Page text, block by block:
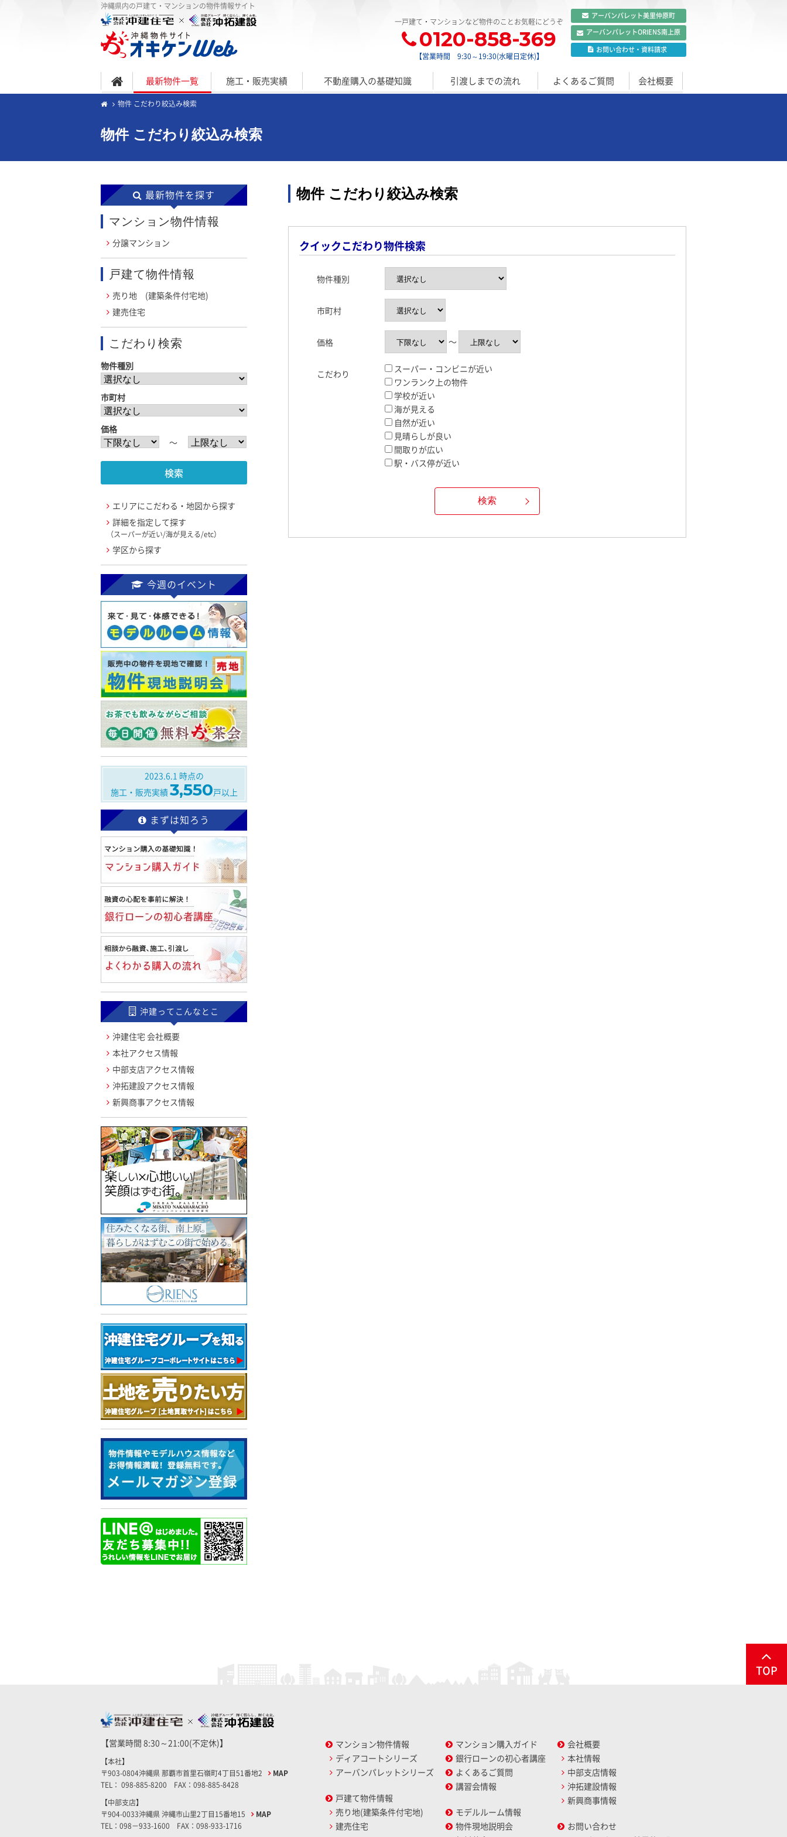
沖縄県内の戸建て・マンションの物件情報サイト
一戸建て・マンションなど物件のことお気軽にどうぞ
0120-858-369
【営業時間 9:30～19:30(水曜日定休)】
アーバンパレット美里仲原町
アーバンパレットORIENS南上原
お問い合わせ ・ 資料請求
最新物件一覧 施工・販売実績 不動産購入の基礎知識 引渡しまでの流れ よくあるご質問 会社概要
物件 こだわり絞込み検索
物件 こだわり絞込み検索
物件 こだわり絞込み検索
クイックこだわり物件検索
物件種別
市町村
価格 〜
こだわり
スーパー・コンビニが近い
ワンランク上の物件
学校が近い
海が見える
自然が近い
見晴らしが良い
間取りが広い
駅・バス停が近い
最新物件を探す
マンション物件情報
分譲マンション
戸建て物件情報
売り地 (建築条件付宅地)
建売住宅
こだわり検索
物件種別
市町村
価格
〜
エリアにこだわる・地図から探す
詳細を指定して探す
（スーパーが近い/海が見える/etc）
学区から探す
今週のイベント
2023.6.1 時点の
施工・販売実績3,550戸以上
まずは知ろう
沖建ってこんなとこ
沖建住宅 会社概要
本社アクセス情報
中部支店アクセス情報
沖拓建設アクセス情報
新興商事アクセス情報
TOP
マンション物件情報
ディアコートシリーズ
アーバンパレットシリーズ
戸建て物件情報
売り地(建築条件付宅地)
建売住宅
マンション購入ガイド
銀行ローンの初心者講座
よくあるご質問
講習会情報
モデルルーム情報
物件現地説明会
会社概要
本社情報
中部支店情報
沖拓建設情報
新興商事情報
お問い合わせ
【営業時間 8:30～21:00(不定休)】
【本社】
〒903-0804沖縄県 那覇市首里石嶺町4丁目51番地2
MAP
TEL： 098-885-8200 FAX：098-885-8428
【中部支店】
〒904-0033沖縄県 沖縄市山里2丁目15番地15
MAP
TEL：098－933-1600 FAX：098-933-1716